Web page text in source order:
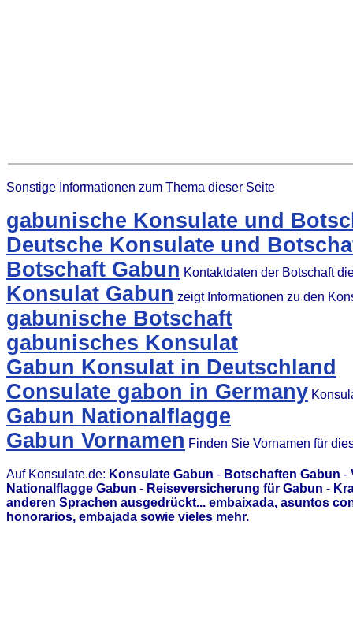
Sonstige Informationen zum Thema dieser Seite
gabunische Konsulate und
Deutsche Konsulate und
Botschaft Gabun Kontaktdaten der Botschaft
Konsulat Gabun zeigt Informationen zu den
gabunische Botschaft
gabunisches Konsulat
Gabun Konsulat in Deutschland
Consulate gabon in Germany
Gabun Nationalflagge
Gabun Vornamen Finden Sie Vornamen für
Auf Konsulate.de: Konsulate Gabun - Botschaften Gabun -
Nationalflagge Gabun - Reiseversicherung für Gabun -
anderen Sprachen ausgedrückt... embaixada, asuntos
honorarios, embajada sowie vieles mehr.